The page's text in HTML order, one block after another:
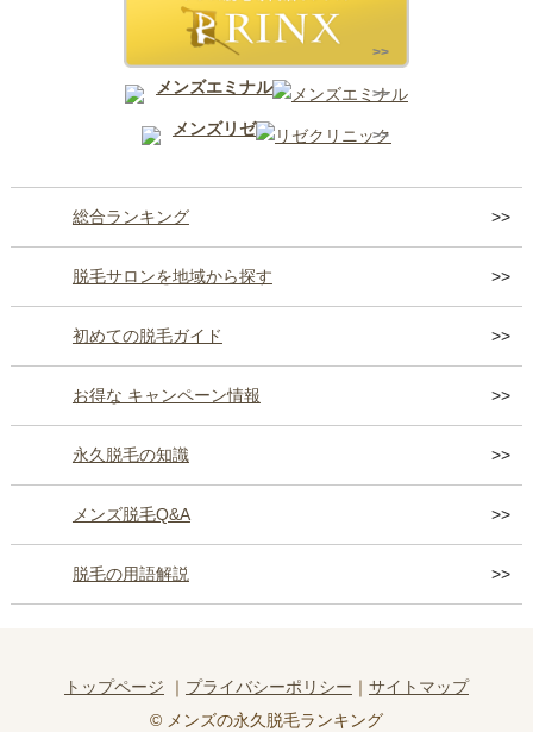
メンズエミナル
メンズリゼ
総合ランキング
脱毛サロンを地域から探す
初めての脱毛ガイド
お得な キャンペーン情報
永久脱毛の知識
メンズ脱毛Q&A
脱毛の用語解説
トップページ プライバシーポリシー
サイトマップ
© メンズの永久脱毛ランキング